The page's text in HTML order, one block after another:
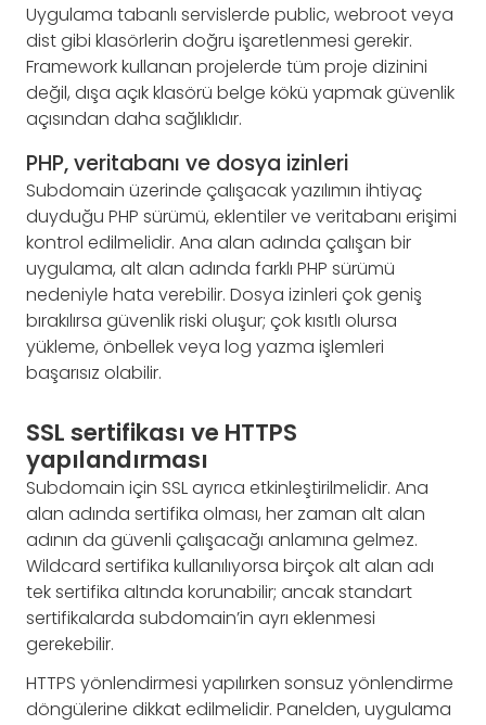
Uygulama tabanlı servislerde public, webroot veya
dist gibi klasörlerin doğru işaretlenmesi gerekir.
Framework kullanan projelerde tüm proje dizinini
değil, dışa açık klasörü belge kökü yapmak güvenlik
açısından daha sağlıklıdır.
PHP, veritabanı ve dosya izinleri
Subdomain üzerinde çalışacak yazılımın ihtiyaç
duyduğu PHP sürümü, eklentiler ve veritabanı erişimi
kontrol edilmelidir. Ana alan adında çalışan bir
uygulama, alt alan adında farklı PHP sürümü
nedeniyle hata verebilir. Dosya izinleri çok geniş
bırakılırsa güvenlik riski oluşur; çok kısıtlı olursa
yükleme, önbellek veya log yazma işlemleri
başarısız olabilir.
SSL sertifikası ve HTTPS
yapılandırması
Subdomain için SSL ayrıca etkinleştirilmelidir. Ana
alan adında sertifika olması, her zaman alt alan
adının da güvenli çalışacağı anlamına gelmez.
Wildcard sertifika kullanılıyorsa birçok alt alan adı
tek sertifika altında korunabilir; ancak standart
sertifikalarda subdomain’in ayrı eklenmesi
gerekebilir.
HTTPS yönlendirmesi yapılırken sonsuz yönlendirme
döngülerine dikkat edilmelidir. Panelden, uygulama